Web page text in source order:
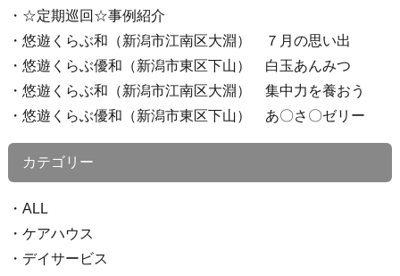
☆定期巡回☆事例紹介
悠遊くらぶ和（新潟市江南区大淵） ７月の思い出
悠遊くらぶ優和（新潟市東区下山） 白玉あんみつ
悠遊くらぶ和（新潟市江南区大淵） 集中力を養おう
悠遊くらぶ優和（新潟市東区下山） あ〇さ〇ゼリー
カテゴリー
ALL
ケアハウス
デイサービス